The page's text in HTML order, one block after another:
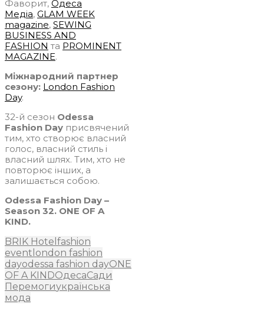
Фаворит, Одеса
Медіа, GLAM WEEK
magazine, SEWING
BUSINESS AND
FASHION та PROMINENT
MAGAZINE.
Міжнародний партнер
сезону: London Fashion
Day.
32-й сезон Odessa
Fashion Day присвячений
тим, хто створює власний
голос, власний стиль і
власний шлях. Тим, хто не
повторює інших, а
залишається собою.
Odessa Fashion Day –
Season 32. ONE OF A
KIND.
BRIK Hotel fashion
event london fashion
dayodessa fashion dayONE
OF A KINDОдесаСади
Перемогиукраїнська
мода